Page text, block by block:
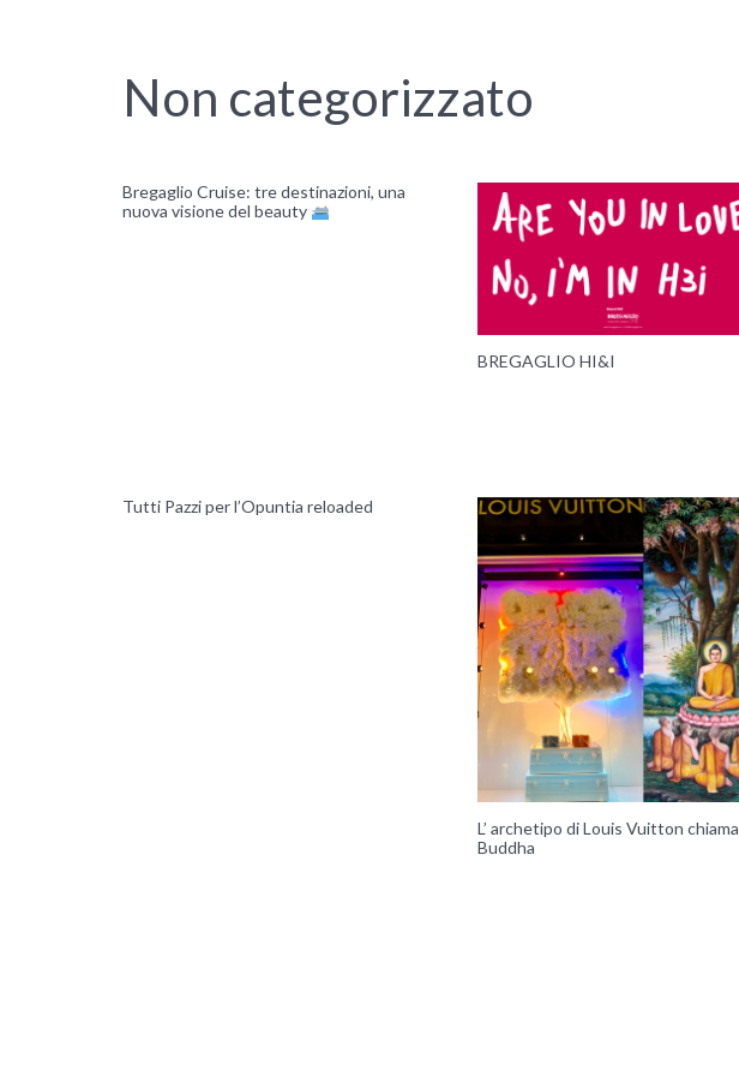
Non categorizzato
Bregaglio Cruise: tre destinazioni, una
nuova visione del beauty
BREGAGLIO HI&I
Tutti Pazzi per l’Opuntia reloaded
L’ archetipo di Louis Vuitton chiama
Buddha